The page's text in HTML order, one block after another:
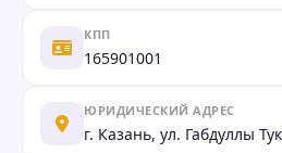
КПП
165901001
ЮРИДИЧЕСКИЙ АДРЕС
г. Казань, ул. Габдуллы